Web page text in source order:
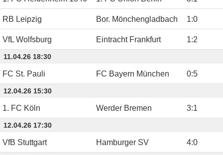
RB Leipzig Bor. Mönchengladbach 1:0
VfL Wolfsburg Eintracht Frankfurt 1:2
11.04.26 18:30
FC St. Pauli FC Bayern München 0:5
12.04.26 15:30
1. FC Köln Werder Bremen 3:1
12.04.26 17:30
VfB Stuttgart Hamburger SV 4:0